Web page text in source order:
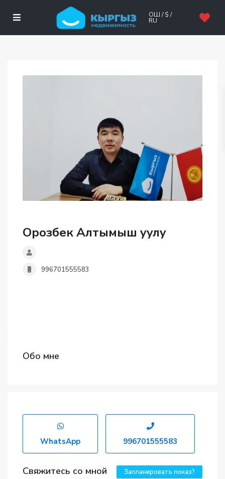
ОШ / $ /
RU
Орозбек Алтымыш уулу
996701555583
Обо мне
WhatsApp 996701555583
Свяжитесь со мной Запланировать показ?